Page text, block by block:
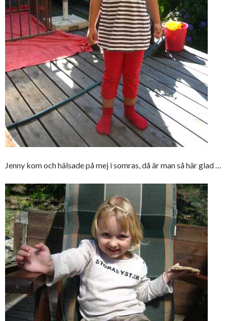
Jenny kom och hälsade på mej i somras, då är man så här glad …